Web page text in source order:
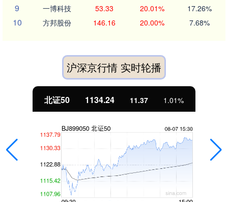
9 一博科技 53.33 20.01% 17.26%
10 方邦股份 146.16 20.00% 7.68%
沪深京行情 实时轮播
北证50 1134.24 11.37 1.01%